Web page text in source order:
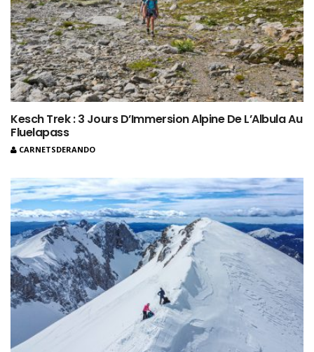
Kesch Trek : 3 Jours D’Immersion Alpine De L’Albula Au
Fluelapass
CARNETSDERANDO